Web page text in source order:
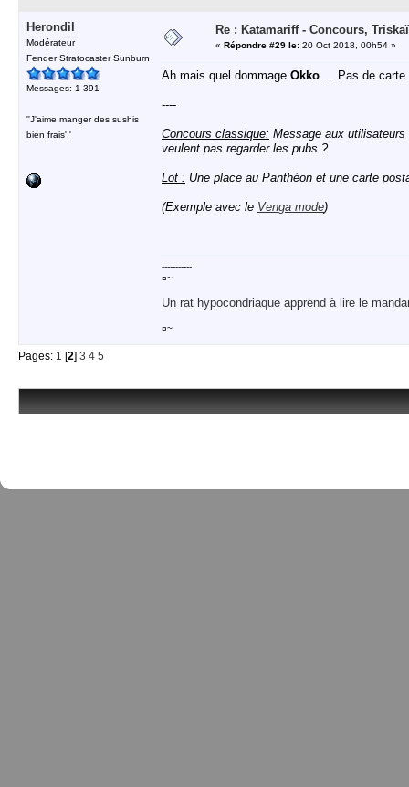
Herondil
Modérateur
Fender Stratocaster Sunburn
Messages: 1 391
''J'aime manger des sushis
bien frais'.'
Re : Katamariff - Concours,
« Répondre #29 le: 20 Oct 2018, 00h54 »
Ah mais quel dommage Okko ... Pas de carte
----
Concours classique: Message aux
veulent pas regarder les pubs ?
Lot : Une place au Panthéon et une carte
(Exemple avec le Venga mode)
-----------
¤~
Un rat hypocondriaque apprend à lire le
¤~
Pages: 1 [2] 3 4 5